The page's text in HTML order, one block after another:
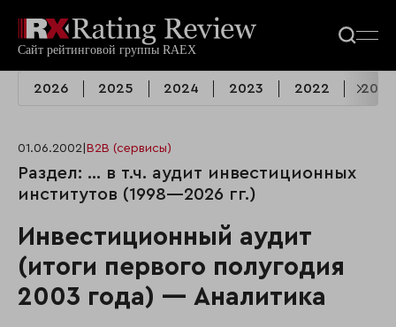
2026 2025 2024 2023 2022 2021
01.06.2002 B2B (сервисы)
Раздел: ... в т.ч. аудит инвестиционных
институтов (1998—2026 гг.)
Инвестиционный аудит
(итоги первого полугодия
2003 года) — Аналитика